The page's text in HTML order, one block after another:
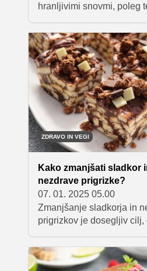
hranljivimi snovmi, poleg
škoda, da jih ne bi
pogosteje vključili v
prehrano.
ZDRAVO IN VEGI
Kako zmanjšati sladkor
nezdrave prigrizke?
07. 01. 2025 05.00
Zmanjšanje sladkorja in
prigrizkov je dosegljiv cilj,
Predstavljamo vam nekaj
nasvetov, ki vam bodo